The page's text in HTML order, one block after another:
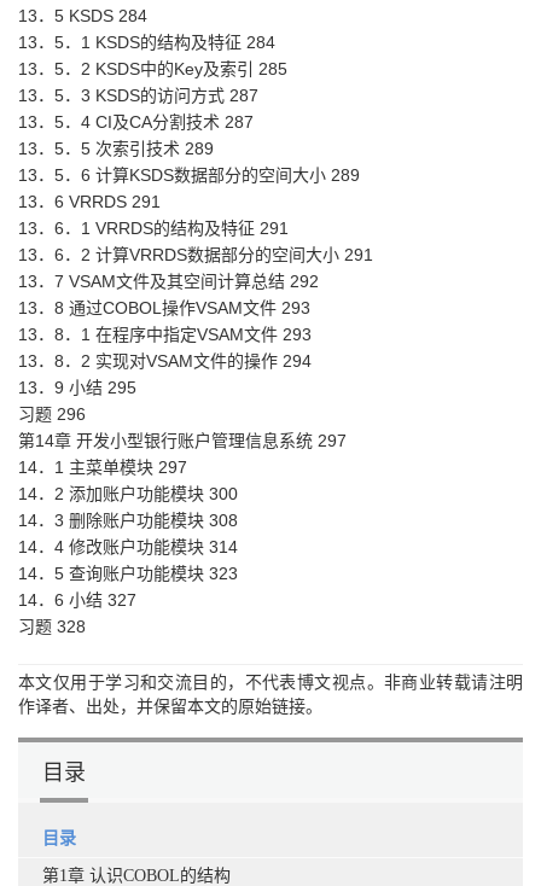
13．5 KSDS 284
13．5．1 KSDS的结构及特征 284
13．5．2 KSDS中的Key及索引 285
13．5．3 KSDS的访问方式 287
13．5．4 CI及CA分割技术 287
13．5．5 次索引技术 289
13．5．6 计算KSDS数据部分的空间大小 289
13．6 VRRDS 291
13．6．1 VRRDS的结构及特征 291
13．6．2 计算VRRDS数据部分的空间大小 291
13．7 VSAM文件及其空间计算总结 292
13．8 通过COBOL操作VSAM文件 293
13．8．1 在程序中指定VSAM文件 293
13．8．2 实现对VSAM文件的操作 294
13．9 小结 295
习题 296
第14章 开发小型银行账户管理信息系统 297
14．1 主菜单模块 297
14．2 添加账户功能模块 300
14．3 删除账户功能模块 308
14．4 修改账户功能模块 314
14．5 查询账户功能模块 323
14．6 小结 327
习题 328
本文仅用于学习和交流目的，不代表博文视点。非商业转载请注明
作译者、出处，并保留本文的原始链接。
目录
目录
第1章 认识COBOL的结构